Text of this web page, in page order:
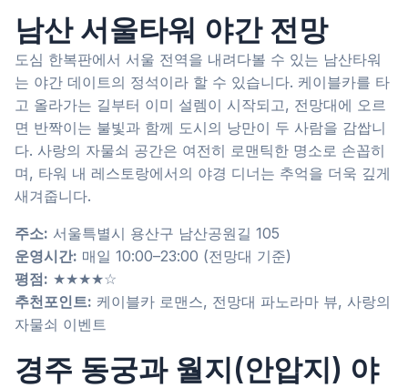
남산 서울타워 야간 전망
도심 한복판에서 서울 전역을 내려다볼 수 있는 남산타워
는 야간 데이트의 정석이라 할 수 있습니다. 케이블카를 타
고 올라가는 길부터 이미 설렘이 시작되고, 전망대에 오르
면 반짝이는 불빛과 함께 도시의 낭만이 두 사람을 감쌉니
다. 사랑의 자물쇠 공간은 여전히 로맨틱한 명소로 손꼽히
며, 타워 내 레스토랑에서의 야경 디너는 추억을 더욱 깊게
새겨줍니다.
주소: 서울특별시 용산구 남산공원길 105
운영시간: 매일 10:00–23:00 (전망대 기준)
평점: ★★★★☆
추천포인트: 케이블카 로맨스, 전망대 파노라마 뷰, 사랑의
자물쇠 이벤트
경주 동궁과 월지(안압지) 야